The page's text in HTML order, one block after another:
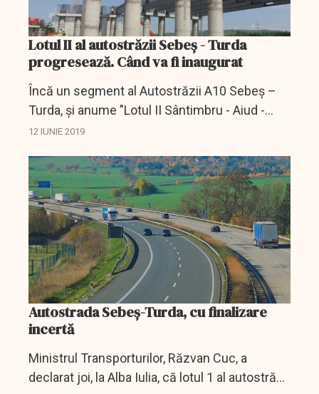
Lotul II al autostrăzii Sebeș - Turda
progresează. Când va fi inaugurat
Încă un segment al Autostrăzii A10 Sebeș –
Turda, și anume "Lotul II Sântimbru - Aiud -
Rădești (km 17 + 000 - km 41 + 250)", va fi
12 IUNIE 2019
Autostrada Sebeș-Turda, cu finalizare
incertă
Ministrul Transporturilor, Răzvan Cuc, a
declarat joi, la Alba Iulia, că lotul 1 al autostrăzii